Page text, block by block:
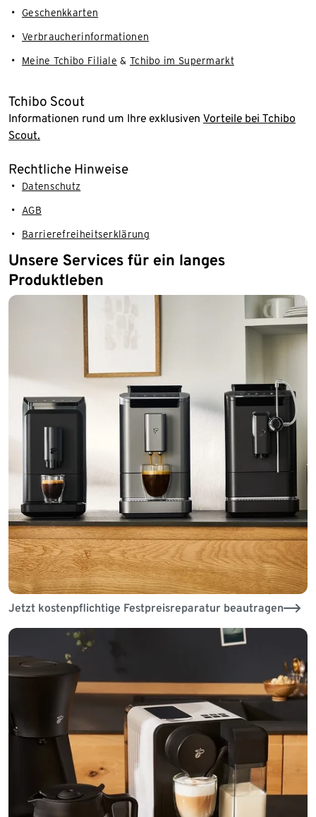
Geschenkkarten
Verbraucherinformationen
Meine Tchibo Filiale & Tchibo im Supermarkt
Tchibo Scout
Informationen rund um Ihre exklusiven Vorteile bei Tchibo
Scout.
Rechtliche Hinweise
Datenschutz
AGB
Barrierefreiheitserklärung
Unsere Services für ein langes
Produktleben
Jetzt kostenpflichtige Festpreisreparatur beautragen